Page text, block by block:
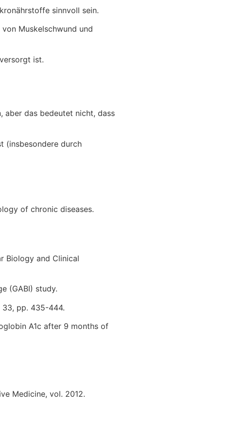
sinnvoll sein.
Muskelschwund und
ist.
aber das bedeutet nicht, dass
(insbesondere durch
of chronic diseases.
Biology and Clinical
(GABI) study.
33, pp. 435-444.
A1c after 9 months of
Medicine, vol. 2012.